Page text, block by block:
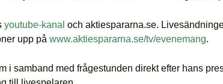
youtube-kanal och aktiespararna.se.
upp på www.aktiespararna.se/tv/evenemang.
i samband med frågestunden direkt efter hans